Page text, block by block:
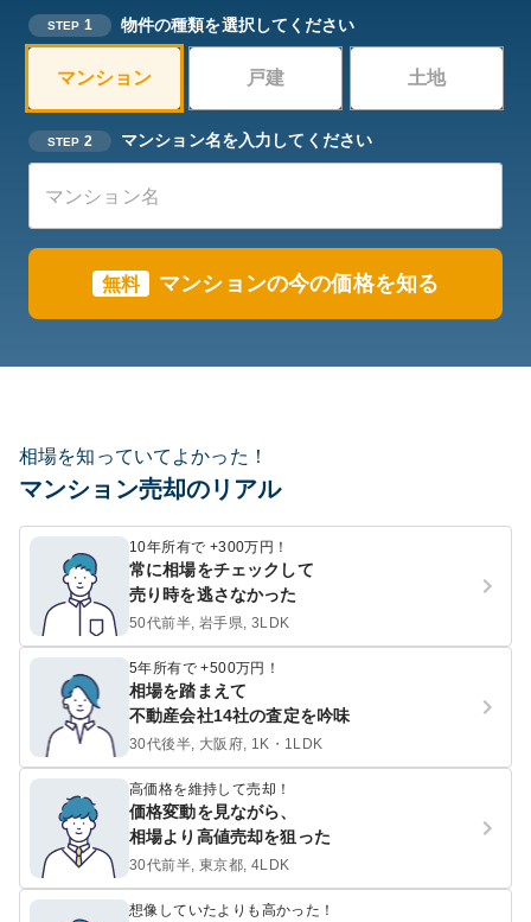
STEP 1 物件の種類を選択してください
マンション 戸建 土地
STEP 2 マンション名を入力してください
無料 マンションの今の価格を知る
相場を知っていてよかった！
マンション売却のリアル
10年所有で +300万円！
常に相場をチェックして
売り時を逃さなかった
50代前半, 岩手県, 3LDK
5年所有で +500万円！
相場を踏まえて
不動産会社14社の査定を吟味
30代後半, 大阪府, 1K・1LDK
高価格を維持して売却！
価格変動を見ながら、
相場より高値売却を狙った
30代前半, 東京都, 4LDK
想像していたよりも高かった！